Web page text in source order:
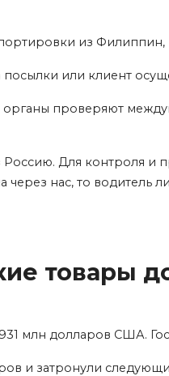
из
или клиент
проверяют
Для контроля и
нас, то водитель
товары
млн долларов США.
и затронули